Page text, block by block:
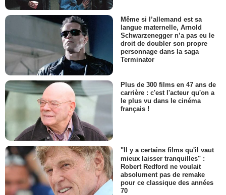
Même si l’allemand est sa
langue maternelle, Arnold
Schwarzenegger n’a pas eu le
droit de doubler son propre
personnage dans la saga
Terminator
Plus de 300 films en 47 ans de
carrière : c'est l'acteur qu'on a
le plus vu dans le cinéma
français !
"Il y a certains films qu'il vaut
mieux laisser tranquilles" :
Robert Redford ne voulait
absolument pas de remake
pour ce classique des années
70